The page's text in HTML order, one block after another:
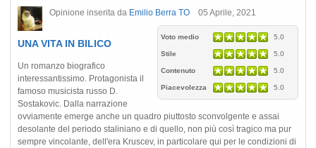
Opinione inserita da Emilio Berra TO 05 Aprile, 2021
Voto medio 5.0
Stile 5.0
Contenuto 5.0
Piacevolezza 5.0
UNA VITA IN BILICO
Un romanzo biografico
interessantissimo. Protagonista il
famoso musicista russo D.
Sostakovic. Dalla narrazione
ovviamente emerge anche un quadro piuttosto sconvolgente e assai
desolante del periodo staliniano e di quello, non più così tragico ma pur
sempre vincolante, dell'era Kruscev, in particolare qui per le condizioni di